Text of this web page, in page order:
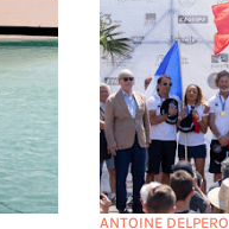
ANTOINE DELPERO